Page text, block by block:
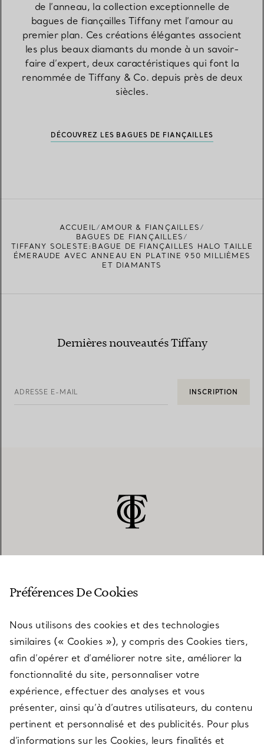
de l’anneau, la collection exceptionnelle de
bagues de fiançailles Tiffany met l’amour au
premier plan. Ces créations élégantes associent
les plus beaux diamants du monde à un savoir-
faire d’expert, deux caractéristiques qui font la
renommée de Tiffany & Co. depuis près de deux
siècles.
DÉCOUVREZ LES BAGUES DE FIANÇAILLES
ACCUEIL
AMOUR & FIANÇAILLES
BAGUES DE FIANÇAILLES
TIFFANY SOLESTE:BAGUE DE FIANÇAILLES HALO TAILLE
ÉMERAUDE AVEC ANNEAU EN PLATINE 950 MILLIÈMES
ET DIAMANTS
Dernières nouveautés Tiffany
ADRESSE E-MAIL INSCRIPTION
SERVICES
À PROPOS
QUESTIONS LÉGALES
Préférences De Cookies
Nous utilisons des cookies et des technologies
similaires (« Cookies »), y compris des Cookies tiers,
afin d’opérer et d’améliorer notre site, améliorer la
fonctionnalité du site, personnaliser votre
expérience, effectuer des analyses et vous
présenter, ainsi qu’à d’autres utilisateurs, du contenu
pertinent et personnalisé et des publicités. Pour plus
d’informations sur les Cookies, leurs finalités et